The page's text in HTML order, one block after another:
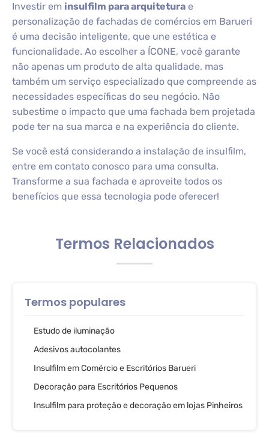
Investir em insulfilm para arquitetura e
personalização de fachadas de comércios em Barueri
é uma decisão inteligente, que une estética e
funcionalidade. Ao escolher a ÍCONE, você garante
não apenas um produto de alta qualidade, mas
também um serviço especializado que compreende as
necessidades específicas do seu negócio. Não
subestime o impacto que uma fachada bem projetada
pode ter na sua marca e na experiência do cliente.
Se você está considerando a instalação de insulfilm,
entre em contato conosco para uma consulta.
Transforme a sua fachada e aproveite todos os
benefícios que essa tecnologia pode oferecer!
Termos Relacionados
Termos populares
Estudo de iluminação
Adesivos autocolantes
Insulfilm em Comércio e Escritórios Barueri
Decoração para Escritórios Pequenos
Insulfilm para proteção e decoração em lojas Pinheiros